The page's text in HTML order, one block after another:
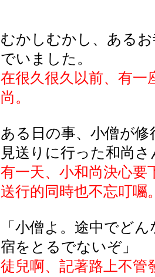
むかしむかし、ある
でいました。
在很久很久以前、有一
尚。
ある日の事、小僧が
見送りに行った和尚
有一天、小和尚決心要
送行的同時也不忘叮囑
「小僧よ。途中でど
宿をとるでないぞ」
徒兒啊、記著路上不管